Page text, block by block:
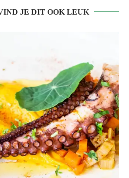
JE DIT OOK LEUK